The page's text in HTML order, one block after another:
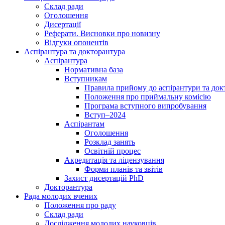
Склад ради
Оголошення
Дисертації
Реферати. Висновки про новизну
Відгуки опонентів
Аспірантура та докторантура
Аспірантура
Нормативна база
Вступникам
Правила прийому до аспірантури та
Положення про приймальну комісію
Програма вступного випробування
Вступ–2024
Аспірантам
Оголошення
Розклад занять
Освітній процес
Акредитація та ліцензування
Форми планів та звітів
Захист дисертацій PhD
Докторантура
Рада молодих вчених
Положення про раду
Склад ради
Дослідження молодих науковців